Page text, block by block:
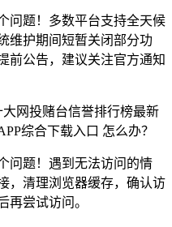
问题！多数平台支持全天候
维护期间短暂关闭部分功
前公告，建议关注官方通知
网投赌台信誉排行榜最新
综合下载入口 怎么办？
问题！遇到无法访问的情
，清理浏览器缓存，确认访
再尝试访问。